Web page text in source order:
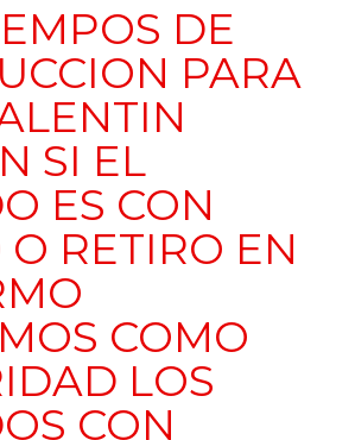
DE
PARA
SI EL
ES CON
O RETIRO EN
COMO
LOS
CON